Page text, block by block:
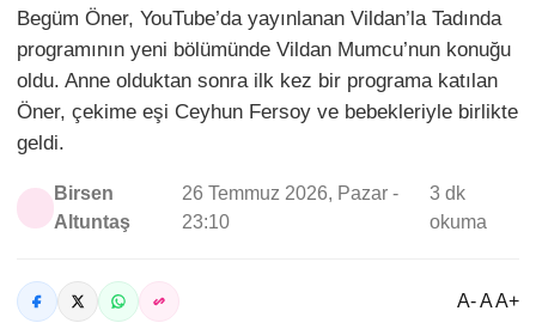
Begüm Öner, YouTube’da yayınlanan Vildan’la Tadında
programının yeni bölümünde Vildan Mumcu’nun konuğu
oldu. Anne olduktan sonra ilk kez bir programa katılan
Öner, çekime eşi Ceyhun Fersoy ve bebekleriyle birlikte
geldi.
Birsen
Altuntaş
26 Temmuz 2026, Pazar -
23:10
3 dk
okuma
A- A A+